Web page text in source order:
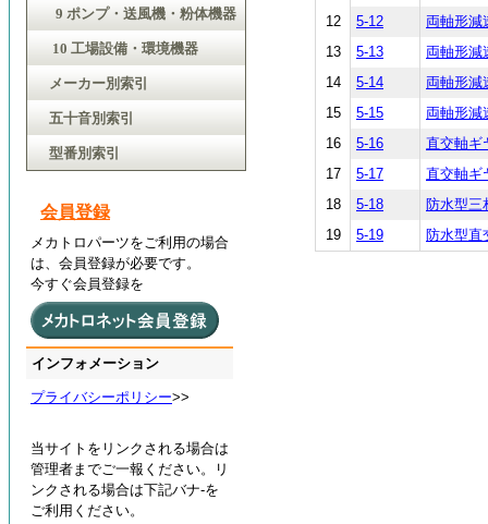
12
5-12
両軸形減
13
5-13
両軸形減
14
5-14
両軸形減
15
5-15
両軸形減
16
5-16
直交軸ギ
17
5-17
直交軸ギ
18
5-18
防水型三
19
5-19 防水型直
9 ポンプ・送風機・粉体機器
10 工場設備・環境機器
メーカー別索引
五十音別索引
型番別索引
会員登録
メカトロパーツをご利用の場合
は、会員登録が必要です。
今すぐ会員登録を
インフォメーション
プライバシーポリシー>>
当サイトをリンクされる場合は
管理者までご一報ください。リ
ンクされる場合は下記バナ-を
ご利用ください。